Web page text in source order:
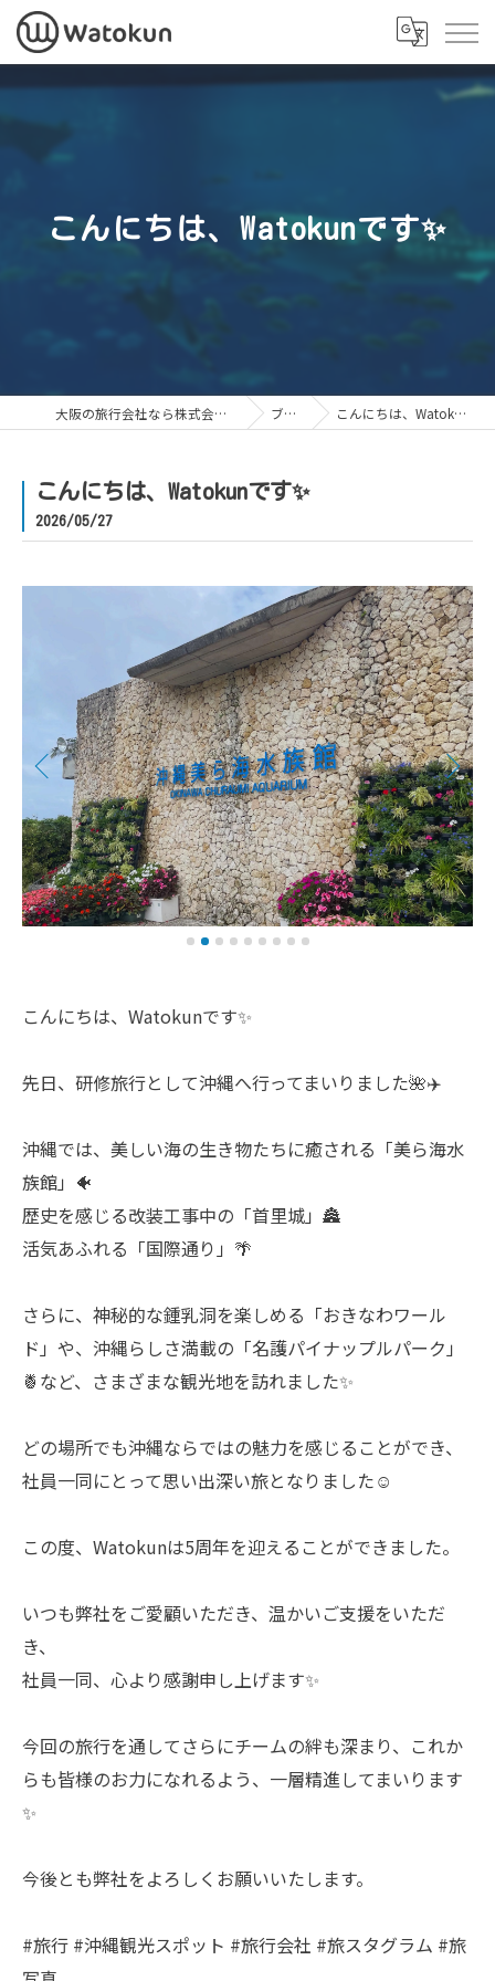
こんにちは、Watokunです✨
大阪の旅行会社なら株式会社Watokun ブログ こんにちは、Watokunです✨
こんにちは、Watokunです✨
2026/05/27
こんにちは、Watokunです✨
先日、研修旅行として沖縄へ行ってまいりました🌺✈️
沖縄では、美しい海の生き物たちに癒される「美ら海水
族館」🐠
歴史を感じる改装工事中の「首里城」🏯
活気あふれる「国際通り」🌴
さらに、神秘的な鍾乳洞を楽しめる「おきなわワール
ド」や、沖縄らしさ満載の「名護パイナップルパーク」
🍍など、さまざまな観光地を訪れました✨
どの場所でも沖縄ならではの魅力を感じることができ、
社員一同にとって思い出深い旅となりました☺️
この度、Watokunは5周年を迎えることができました。
いつも弊社をご愛顧いただき、温かいご支援をいただ
き、
社員一同、心より感謝申し上げます✨
今回の旅行を通してさらにチームの絆も深まり、これか
らも皆様のお力になれるよう、一層精進してまいります
✨
今後とも弊社をよろしくお願いいたします。
#旅行 #沖縄観光スポット #旅行会社 #旅スタグラム #旅